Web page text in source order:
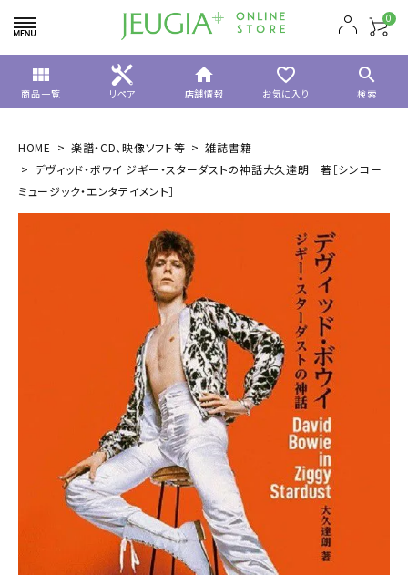
0
view_module
商品一覧 リペア
home
店舗情報
favorite_border
お気に入り
search
検索
HOME 楽譜・CD、映像ソフト等
雑誌書籍
デヴィッド・ボウイ ジギー・スターダストの神話大久達朗 著［シンコー
ミュージック・エンタテイメント］